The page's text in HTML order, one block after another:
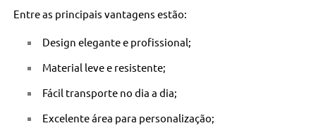
Entre as principais vantagens estão:
Design elegante e profissional;
Material leve e resistente;
Fácil transporte no dia a dia;
Excelente área para personalização;